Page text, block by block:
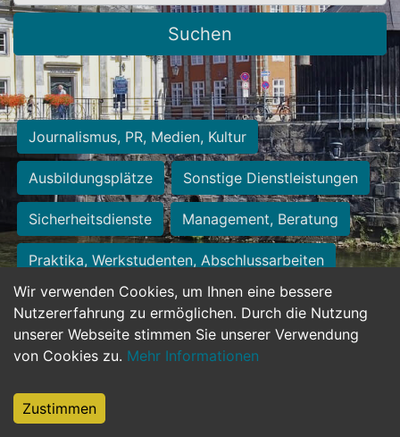
Wir verwenden Cookies, um Ihnen eine bessere
Nutzererfahrung zu ermöglichen. Durch die Nutzung
unserer Webseite stimmen Sie unserer Verwendung
von Cookies zu. Mehr Informationen
Zustimmen
Suchen
Journalismus, PR, Medien, Kultur
Ausbildungsplätze Sonstige Dienstleistungen
Sicherheitsdienste Management, Beratung
Praktika, Werkstudenten, Abschlussarbeiten
Personalwesen Assistenz, Sekretariat
Hilfskräfte, Aushilfs- und Nebenjobs
Weiterbildung, Studium, duale Ausbildung